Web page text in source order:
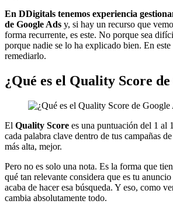
En DDigitals tenemos experiencia
de Google Ads y, si hay un recurso que
forma recurrente, es este. No porque sea
porque nadie se lo ha explicado bien. En
remediarlo.
¿Qué es el Quality Score
El Quality Score es una puntuación del 1 al
cada palabra clave dentro de tus campañas
más alta, mejor.
Pero no es solo una nota. Es la forma que
qué tan relevante considera que es tu
acaba de hacer esa búsqueda. Y eso, como
cambia absolutamente todo.